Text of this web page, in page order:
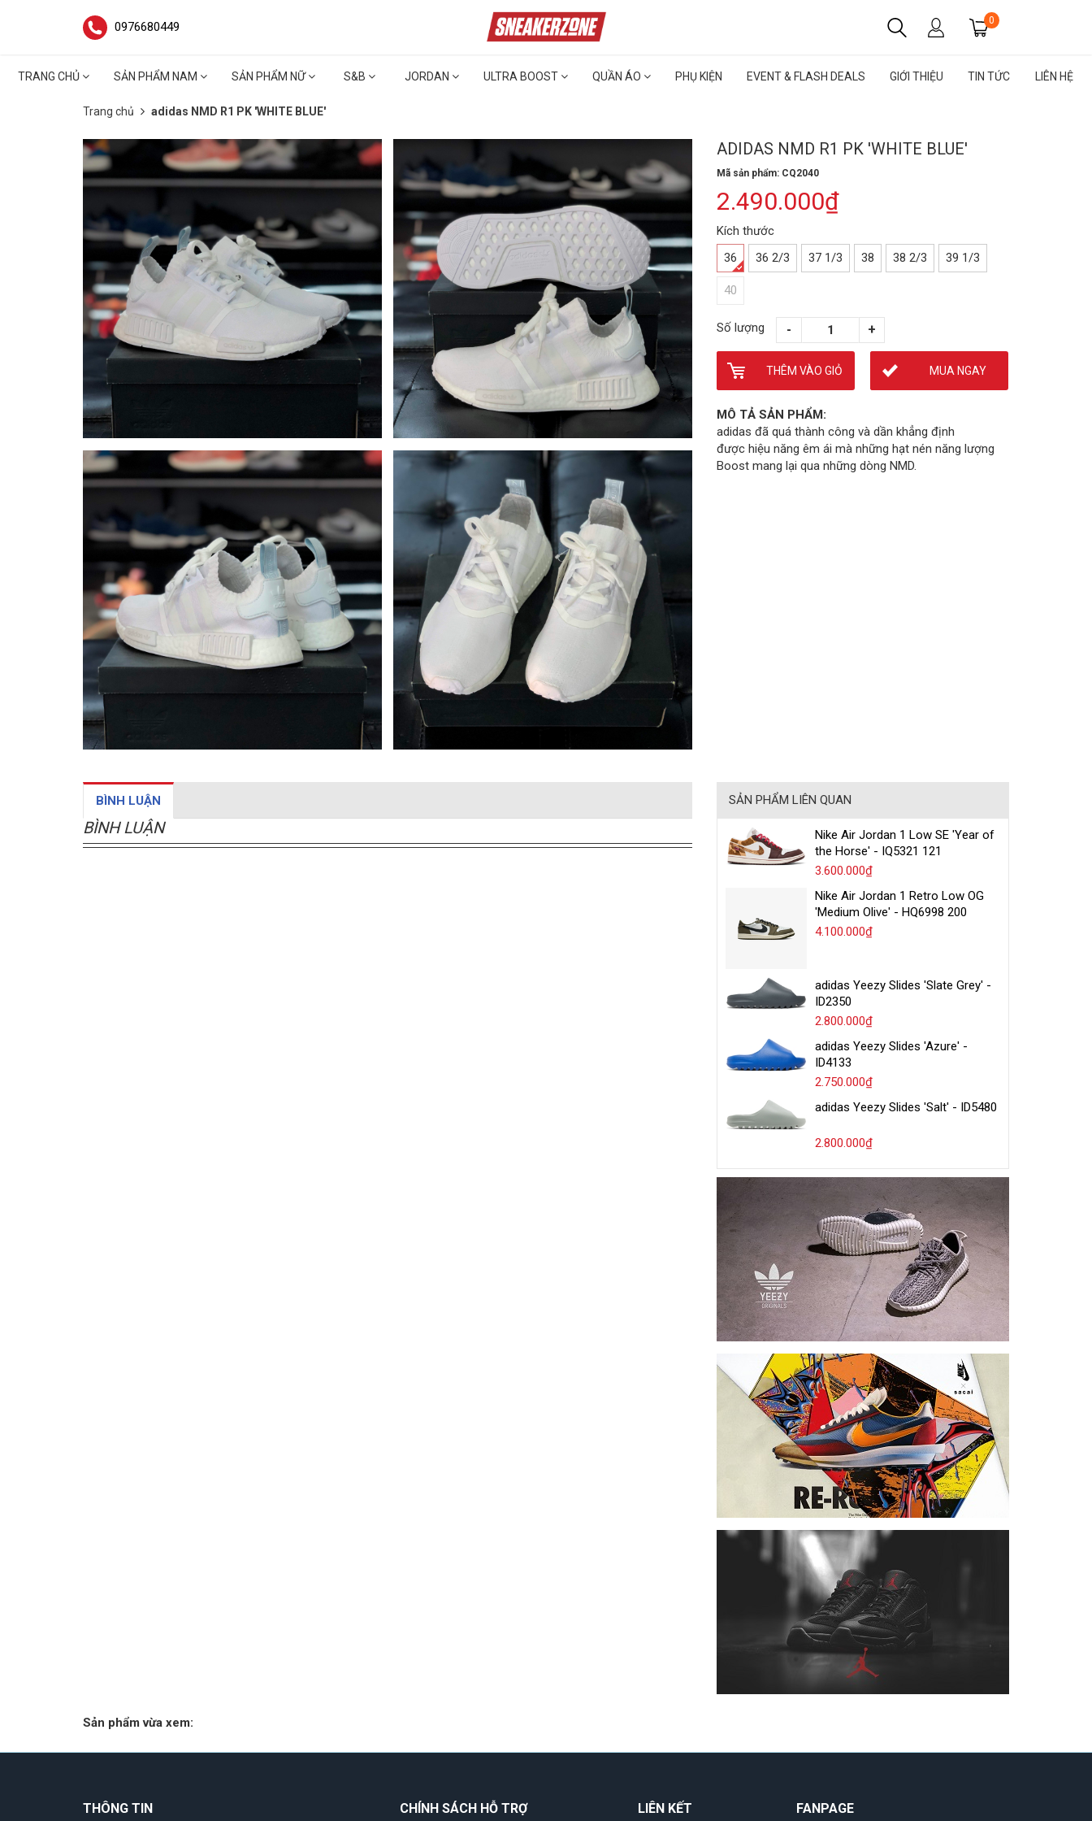
0976680449 0
TRANG CHỦ SẢN PHẨM NAM SẢN PHẨM NỮ S&B JORDAN ULTRA BOOST QUẦN ÁO PHỤ KIỆN EVENT & FLASH DEALS GIỚI THIỆU TIN TỨC LIÊN HỆ
Trang chủ adidas NMD R1 PK 'WHITE BLUE'
ADIDAS NMD R1 PK 'WHITE BLUE'
Mã sản phẩm: CQ2040
2.490.000₫
Kích thước
36
36 2/3 37 1/3 38 38 2/3 39 1/3
40
Số lượng
THÊM VÀO GIỎ MUA NGAY
MÔ TẢ SẢN PHẨM:
adidas đã quá thành công và dần khẳng định
được hiệu năng êm ái mà những hạt nén năng lượng
Boost mang lại qua những dòng NMD.
BÌNH LUẬN
BÌNH LUẬN
SẢN PHẨM LIÊN QUAN
Nike Air Jordan 1 Low SE 'Year of
the Horse' - IQ5321 121
3.600.000₫
Nike Air Jordan 1 Retro Low OG
'Medium Olive' - HQ6998 200
4.100.000₫
adidas Yeezy Slides 'Slate Grey' -
ID2350
2.800.000₫
adidas Yeezy Slides 'Azure' -
ID4133
2.750.000₫
adidas Yeezy Slides 'Salt' - ID5480
2.800.000₫
Sản phẩm vừa xem:
THÔNG TIN CHÍNH SÁCH HỖ TRỢ LIÊN KẾT FANPAGE